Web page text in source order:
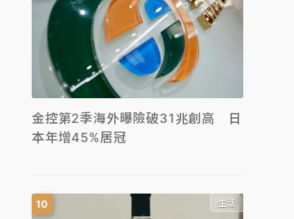
金控第2季海外曝險破31兆創高 日
本年增45%居冠
生活